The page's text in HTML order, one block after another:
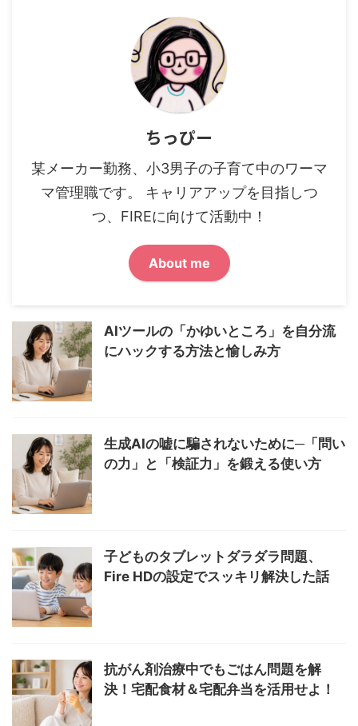
ちっぴー
某メーカー勤務、小3男子の子育て中のワーマ
マ管理職です。 キャリアアップを目指しつ
つ、FIREに向けて活動中！
About me
AIツールの「かゆいところ」を自分流
にハックする方法と愉しみ方
生成AIの嘘に騙されないために─「問い
の力」と「検証力」を鍛える使い方
子どものタブレットダラダラ問題、
Fire HDの設定でスッキリ解決した話
抗がん剤治療中でもごはん問題を解
決！宅配食材＆宅配弁当を活用せよ！